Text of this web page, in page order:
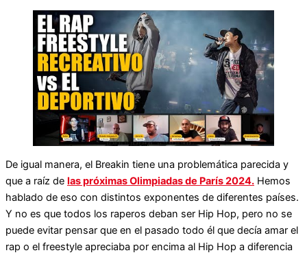
De igual manera, el Breakin tiene una problemática parecida y
que a raíz de las próximas Olimpiadas de París 2024. Hemos
hablado de eso con distintos exponentes de diferentes países.
Y no es que todos los raperos deban ser Hip Hop, pero no se
puede evitar pensar que en el pasado todo él que decía amar el
rap o el freestyle apreciaba por encima al Hip Hop a diferencia